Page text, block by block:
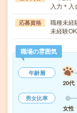
入力＊
応募資格
職種未経
未経験OK
職場の雰囲気
年齢層
20代
男女比率
女性